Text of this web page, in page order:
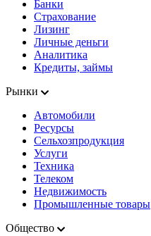
Банки
Страхование
Лизинг
Личные деньги
Аналитика
Кредиты, займы
Рынки
Автомобили
Ресурсы
Сельхозпродукция
Услуги
Техника
Телеком
Недвижимость
Промышленные товары
Общество